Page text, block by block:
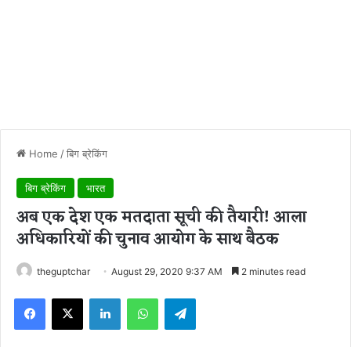
Home /बिग ब्रेकिंग
बिग ब्रेकिंग भारत
अब एक देश एक मतदाता सूची की तैयारी! आला
अधिकारियों की चुनाव आयोग के साथ बैठक
theguptchar August 29, 2020 9:37 AM 2 minutes read